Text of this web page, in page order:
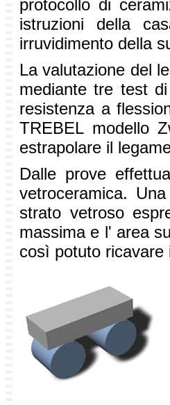
protocollo di
istruzioni della
irruvidimento della
La valutazione del
mediante tre test
resistenza a
TREBEL modello
estrapolare il
Dalle prove
vetroceramica.
strato vetroso
massima e l' area
così potuto ricavare